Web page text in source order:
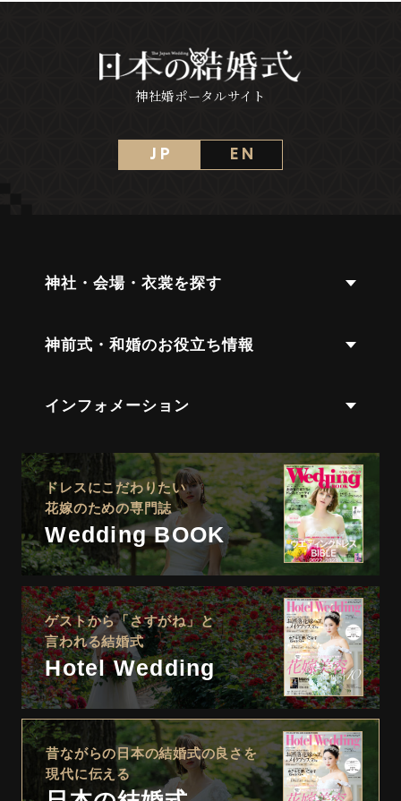
神社婚ポータルサイト
J P E N
神社・会場・衣裳を探す
神前式・和婚のお役立ち情報
インフォメーション
ドレスにこだわりたい
花嫁のための専門誌
Wedding BOOK
ゲストから「さすがね」と
言われる結婚式
Hotel Wedding
昔ながらの日本の結婚式の良さを
現代に伝える